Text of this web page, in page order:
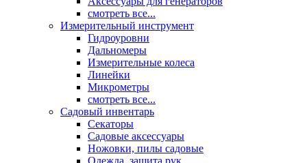
смотреть все...
Измерительный инструмент
Гидроуровни
Дальномеры
Измерительные колеса
Линейки
Микрометры
смотреть все...
Садовый инвентарь
Секаторы
Садовые аксессуары
Ножовки, пилы садовые
Одежда, защита рук